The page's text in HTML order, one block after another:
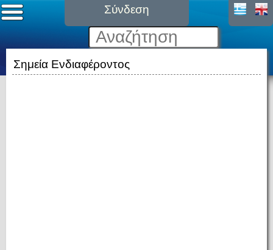
Σύνδεση
Σημεία Ενδιαφέροντος